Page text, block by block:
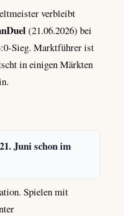
verbleibt
(21.06.2026) bei
Sieg. Marktführer ist
in einigen Märkten
Juni schon im
Spielen mit